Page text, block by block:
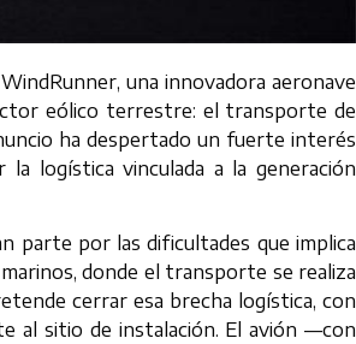
una innovadora aeronave
eólico terrestre: el transporte de
ha despertado un fuerte interés
logística vinculada a la generación
parte por las dificultades que implica
donde el transporte se realiza
cerrar esa brecha logística, con
al sitio de instalación. El avión —con